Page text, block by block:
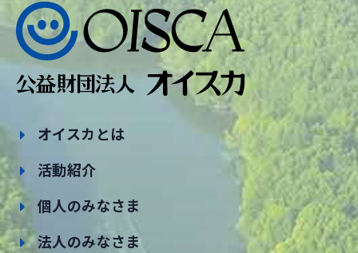
オイスカとは
活動紹介
個人のみなさま
法人のみなさま